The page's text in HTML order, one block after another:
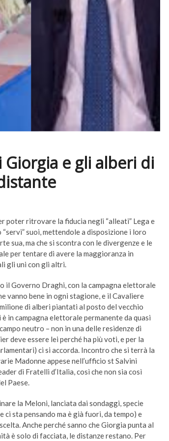
Giorgia e gli alberi di
poter ritrovare la fiducia negli “alleati” Lega e
suoi, mettendole a disposizione i loro
sua, ma che si scontra con le divergenze e le
per tentare di avere la maggioranza in
gli uni con gli altri.
il Governo Draghi, con la campagna elettorale
vanno bene in ogni stagione, e il Cavaliere
di alberi piantati al posto del vecchio
in campagna elettorale permanente da quasi
neutro – non in una delle residenze di
deve essere lei perché ha più voti, e per la
ci si accorda. Incontro che si terrà la
Madonne appese nell’ufficio st Salvini
di Fratelli d’Italia, così che non sia così
Paese.
la Meloni, lanciata dai sondaggi, specie
ci sta pensando ma è già fuori, da tempo) e
Anche perché sanno che Giorgia punta al
è solo di facciata, le distanze restano. Per